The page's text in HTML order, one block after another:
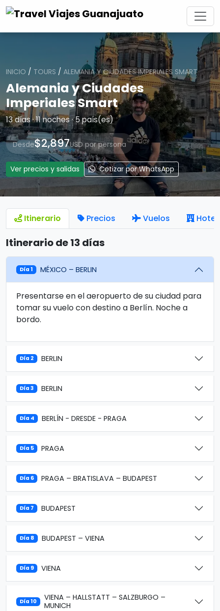
INICIO / TOURS / ALEMANIA Y CIUDADES IMPERIALES SMART
Alemania y Ciudades
Imperiales Smart
13 días · 11 noches · 5 país(es)
Desde$2,897USD por persona
Ver precios y salidas Cotizar por WhatsApp
Itinerario Precios Vuelos
Itinerario de 13 días
Día 1 MÉXICO – BERLIN
Presentarse en el aeropuerto de su ciudad para
tomar su vuelo con destino a Berlín. Noche a
bordo.
Día 2 BERLIN
Día 3 BERLIN
Día 4 BERLÍN - DRESDE - PRAGA
Día 5 PRAGA
Día 6 PRAGA – BRATISLAVA – BUDAPEST
Día 7 BUDAPEST
Día 8 BUDAPEST – VIENA
Día 9 VIENA
Día 10
VIENA – HALLSTATT – SALZBURGO –
MUNICH